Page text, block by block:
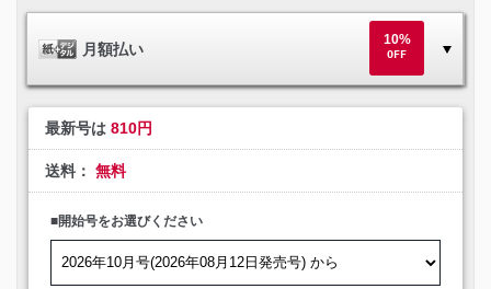
月額払い
10%
OFF
最新号は810円
送料：無料
■開始号をお選びください